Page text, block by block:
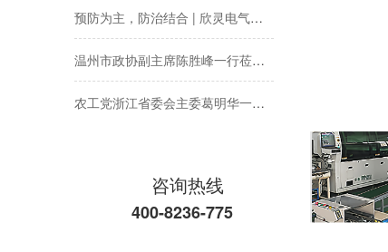
欣灵党建之行 寻访红色“旗”迹
欣灵“粽”头戏丨乐享『端午游园会』
咨询热线
400-8236-775